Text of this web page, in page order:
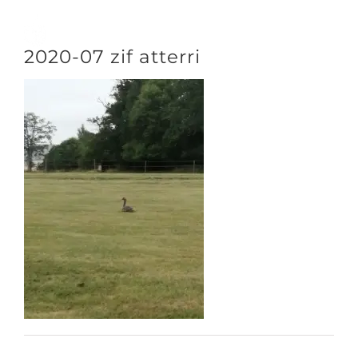
contenu
DÉCOUVRIR
VENIR
NOUS SUIVRE
L’ASSOCIATION
2020-07 zif atterri